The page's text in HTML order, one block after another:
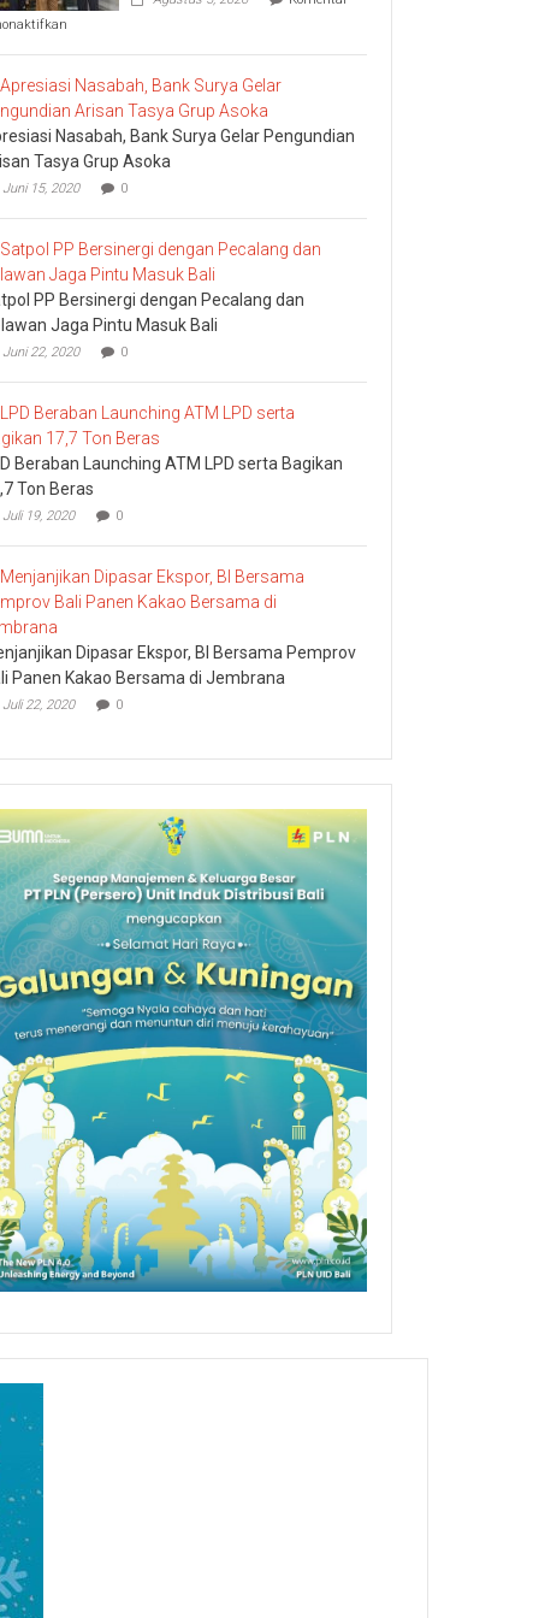
I
DPRD
Bali
Sidak
Bea
Cukai
Ngurah
Rai
Nasabah, Bank Surya Gelar Pengundian
Tasya Grup Asoka
Juni 15, 2020 0
PP Bersinergi dengan Pecalang dan
Jaga Pintu Masuk Bali
Juni 22, 2020 0
Beraban Launching ATM LPD serta Bagikan
Ton Beras
Juli 19, 2020 0
Dipasar Ekspor, BI Bersama Pemprov
Panen Kakao Bersama di Jembrana
Juli 22, 2020 0